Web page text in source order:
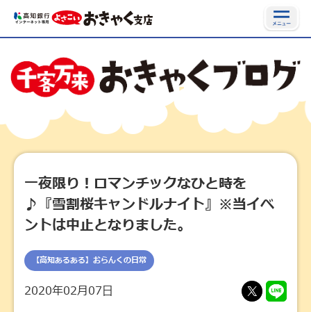
一夜限り！ロマンチックなひと時を
♪『雪割桜キャンドルナイト』※当イベ
ントは中止となりました。
【高知あるある】おらんくの日常
2020年02月07日